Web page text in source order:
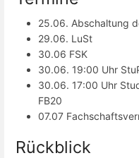
25.06. Abschaltung
29.06. LuSt
30.06 FSK
30.06. 19:00 Uhr
30.06. 17:00 Uhr
FB20
07.07
Rückblick